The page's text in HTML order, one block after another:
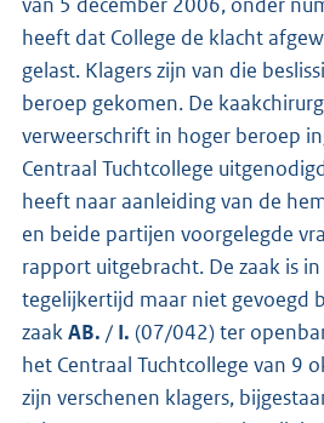
heeft dat College de klacht
gelast. Klagers zijn van die
beroep gekomen. De
verweerschrift in hoger beroep
Centraal Tuchtcollege
heeft naar aanleiding van de
en beide partijen voorgelegde
rapport uitgebracht. De zaak is
tegelijkertijd maar niet gevoegd
zaakAB. / I. (07/042) ter
het Centraal Tuchtcollege van 9
zijn verschenen klagers,